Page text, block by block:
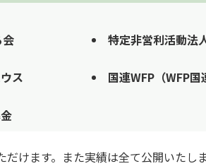
特定非営利活動
ス 国連WFP（WFP国
けます。また実績は全て公開いたしま